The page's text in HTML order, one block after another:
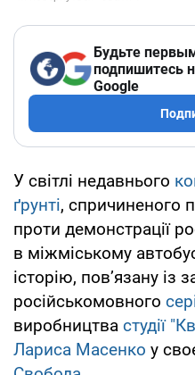
Будьте
подпишитесь
Google
У світлі недавнього
ґрунті, спричиненого
проти демонстрації
в міжміському
історію, пов’язану із
російськомовного
виробництва студії
Лариса Масенко у